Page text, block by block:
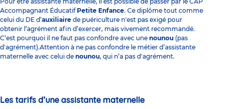
Accompagnant Éducatif Petite Enfance. Ce diplôme tout comme
celui du DE d’auxiliaire de puériculture n'est pas exigé pour
obtenir l’agrément afin d’exercer, mais vivement recommandé.
C’est pourquoi il ne faut pas confondre avec une nounou (pas
d'agrément).Attention à ne pas confondre le métier d’assistante
maternelle avec celui de nounou, qui n’a pas d'agrément.
Les tarifs d’une assistante maternelle